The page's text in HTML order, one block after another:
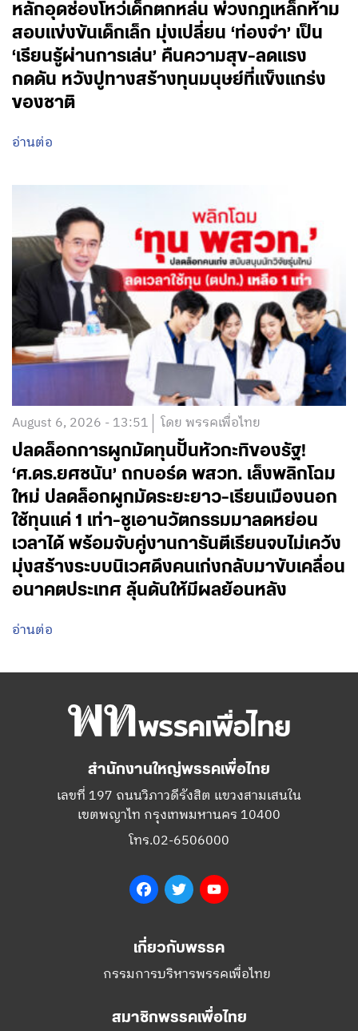
หลักอุดช่องโหว่เด็กตกหล่น พ่วงกฎเหล็กห้าม
สอบแข่งขันเด็กเล็ก มุ่งเปลี่ยน ‘ท่องจำ’ เป็น
‘เรียนรู้ผ่านการเล่น’ คืนความสุข-ลดแรง
กดดัน หวังปูทางสร้างทุนมนุษย์ที่แข็งแกร่ง
ของชาติ
อ่านต่อ
August 6, 2026 - 13:51 โดย พรรคเพื่อไทย
ปลดล็อกการผูกมัดทุนปั้นหัวกะทิของรัฐ!
‘ศ.ดร.ยศชนัน’ ถกบอร์ด พสวท. เล็งพลิกโฉม
ใหม่ ปลดล็อกผูกมัดระยะยาว-เรียนเมืองนอก
ใช้ทุนแค่ 1 เท่า-ชูเอานวัตกรรมมาลดหย่อน
เวลาได้ พร้อมจับคู่งานการันตีเรียนจบไม่เคว้ง
มุ่งสร้างระบบนิเวศดึงคนเก่งกลับมาขับเคลื่อน
อนาคตประเทศ ลุ้นดันให้มีผลย้อนหลัง
อ่านต่อ
สำนักงานใหญ่พรรคเพื่อไทย
เลขที่ 197 ถนนวิภาวดีรังสิต แขวงสามเสนใน
เขตพญาไท กรุงเทพมหานคร 10400
โทร.02-6506000
FacebookTwitter
เกี่ยวกับพรรค
กรรมการบริหารพรรคเพื่อไทย
สมาชิกพรรคเพื่อไทย